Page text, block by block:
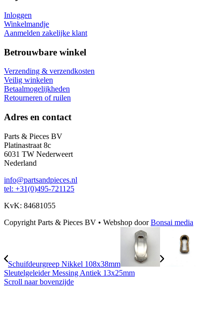
Inloggen
Winkelmandje
Aanmelden zakelijke klant
Betrouwbare winkel
Verzending & verzendkosten
Veilig winkelen
Betaalmogelijkheden
Retourneren of ruilen
Adres en contact
Parts & Pieces BV
Platinastraat 8c
6031 TW Nederweert
Nederland
info@partsandpieces.nl
tel: +31(0)495-721125
KvK: 84681055
Copyright Parts & Pieces BV • Webshop doorBonsai media
Schuifdeurgreep Nikkel 108x38mm
Sleutelgeleider Messing Antiek 13x25mm
Scroll naar bovenzijde